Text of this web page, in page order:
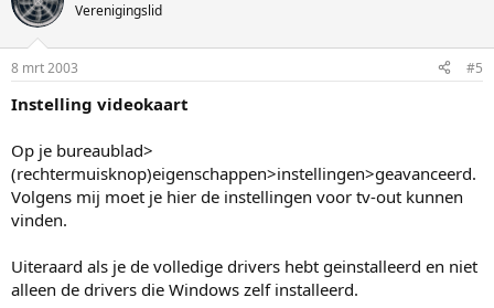
Verenigingslid
8 mrt 2003 #5
Instelling videokaart
Op je bureaublad>
(rechtermuisknop)eigenschappen>instellingen>geavanceerd.
Volgens mij moet je hier de instellingen voor tv-out kunnen
vinden.
Uiteraard als je de volledige drivers hebt geinstalleerd en niet
alleen de drivers die Windows zelf installeerd.